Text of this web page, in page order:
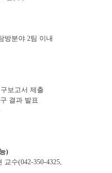
방분야 2팀 이내
보고서 제출
결과 발표
)
수(042-350-4325,